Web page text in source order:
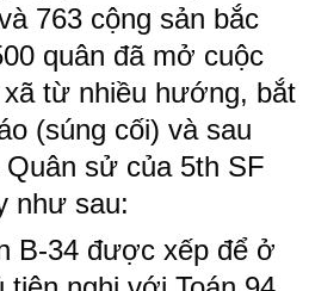
763 cộng sản bắc
quân đã mở cuộc
từ nhiều hướng, bắt
(súng cối) và sau
sử của 5th SF
như sau:
B-34 được xếp để ở